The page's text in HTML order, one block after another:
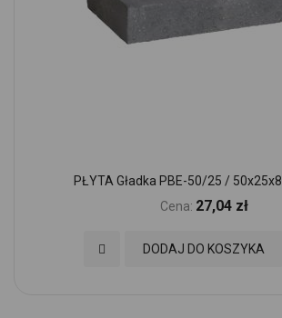
PŁYTA Gładka PBE-50/25 /
Cena: 27,04 zł
DODAJ DO KOSZYKA
Dodaj do Ulubionych